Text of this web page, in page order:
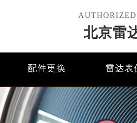
北京雷
配件更换 雷达表